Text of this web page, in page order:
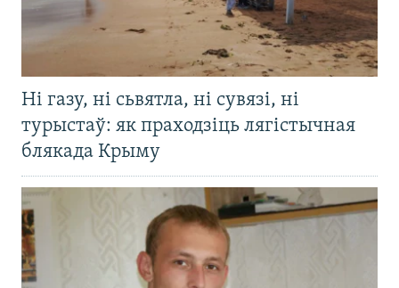
Ні газу, ні сьвятла, ні сувязі, ні
турыстаў: як праходзіць лягістычная
блякада Крыму